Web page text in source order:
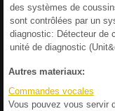
des systèmes de
sont contrôlées par un
diagnostic: Détecteur de
unité de diagnostic
Autres materiaux:
Commandes vocales
Vous pouvez vous servir